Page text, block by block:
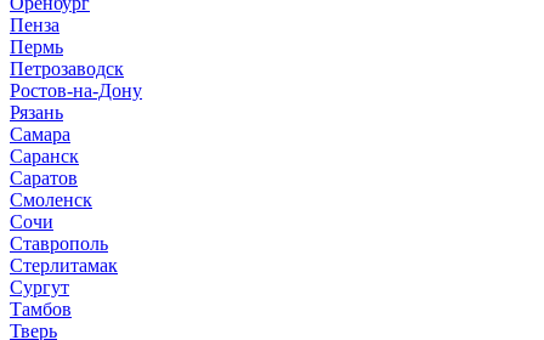
Пенза
Пермь
Петрозаводск
Ростов-на-Дону
Рязань
Самара
Саранск
Саратов
Смоленск
Сочи
Ставрополь
Стерлитамак
Сургут
Тамбов
Тверь